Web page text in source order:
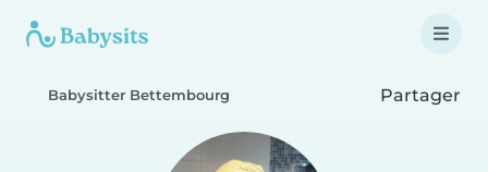
Babysitter Bettembourg Partager